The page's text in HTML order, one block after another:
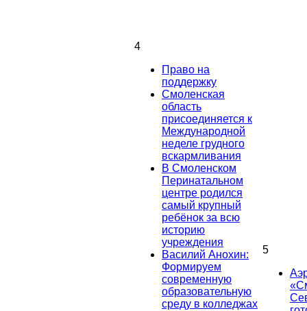
4
Право на
поддержку
Смоленская
область
присоединяется к
Международной
неделе грудного
вскармливания
В Смоленском
Перинатальном
центре родился
самый крупный
ребёнок за всю
историю
учреждения
Василий Анохин:
Формируем
современную
образовательную
среду в колледжах
5